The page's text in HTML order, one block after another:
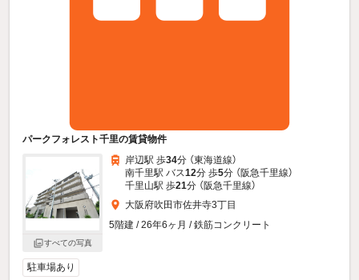
パークフォレスト千里の賃貸物件
すべての写真
岸辺駅 歩34分 （東海道線）
南千里駅 バス12分 歩5分 （阪急千里線）
千里山駅 歩21分 （阪急千里線）
大阪府吹田市佐井寺3丁目
5階建 / 26年6ヶ月 / 鉄筋コンクリート
駐車場あり